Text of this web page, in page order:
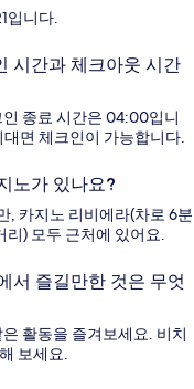
입니다.
시간과 체크아웃 시간
종료 시간은 04:00입니
면 체크인이 가능합니다.
노가 있나요?
, 카지노 리비에라(차로 6분
) 모두 근처에 있어요.
서 즐길만한 것은 무엇
활동을 즐겨보세요. 비치
보세요.